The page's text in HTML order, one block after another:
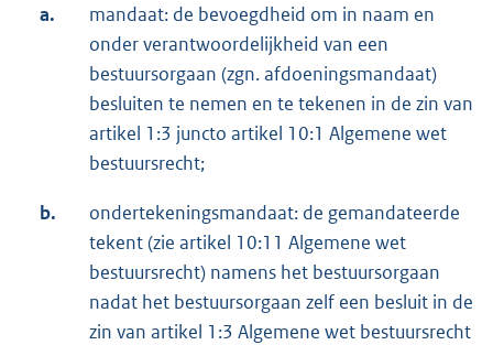
a.
mandaat: de bevoegdheid om in naam en
onder verantwoordelijkheid van een
bestuursorgaan (zgn. afdoeningsmandaat)
besluiten te nemen en te tekenen in de zin van
artikel 1:3 juncto artikel 10:1 Algemene wet
bestuursrecht;
b.
ondertekeningsmandaat: de gemandateerde
tekent (zie artikel 10:11 Algemene wet
bestuursrecht) namens het bestuursorgaan
nadat het bestuursorgaan zelf een besluit in de
zin van artikel 1:3 Algemene wet bestuursrecht